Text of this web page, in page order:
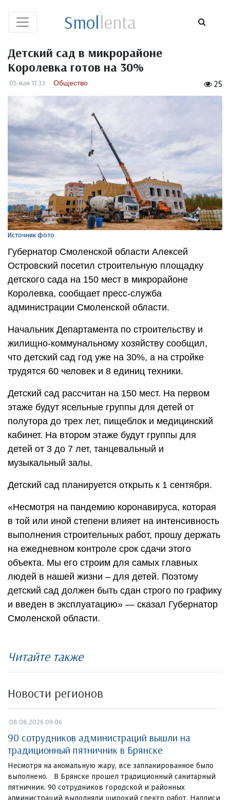
Smollenta
Детский сад в микрорайоне
Королевка готов на 30%
25
05 мая 11:33 Общество
Источник фото
Губернатор Смоленской области Алексей
Островский посетил строительную площадку
детского сада на 150 мест в микрорайоне
Королевка, сообщает пресс-служба
администрации Смоленской области.
Начальник Департамента по строительству и
жилищно-коммунальному хозяйству сообщил,
что детский сад год уже на 30%, а на стройке
трудятся 60 человек и 8 единиц техники.
Детский сад рассчитан на 150 мест. На первом
этаже будут ясельные группы для детей от
полутора до трех лет, пищеблок и медицинский
кабинет. На втором этаже будут группы для
детей от 3 до 7 лет, танцевальный и
музыкальный залы.
Детский сад планируется открыть к 1 сентября.
«Несмотря на пандемию коронавируса, которая
в той или иной степени влияет на интенсивность
выполнения строительных работ, прошу держать
на ежедневном контроле срок сдачи этого
объекта. Мы его строим для самых главных
людей в нашей жизни – для детей. Поэтому
детский сад должен быть сдан строго по графику
и введен в эксплуатацию» — сказал Губернатор
Смоленской области.
Читайте также
Новости регионов
08.08.2026 09:06
90 сотрудников администраций вышли на
традиционный пятничник в Брянске
Несмотря на аномальную жару, все запланированное было
выполнено. В Брянске прошел традиционный санитарный
пятничник. 90 сотрудников городской и районных